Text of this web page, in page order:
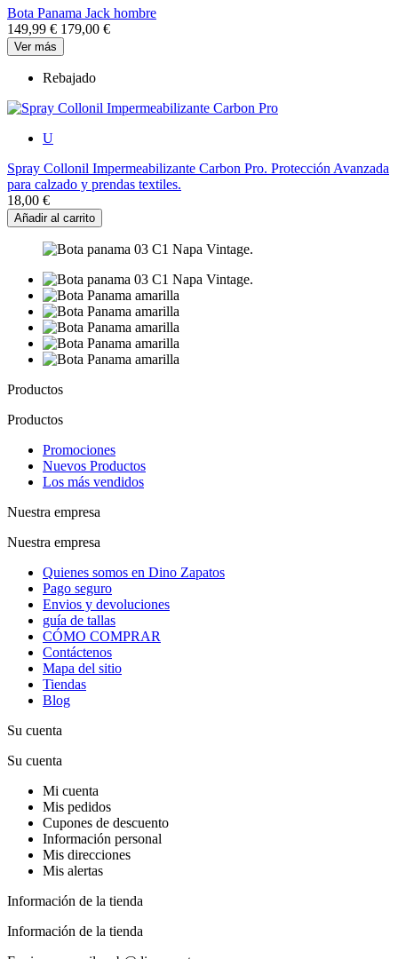
Bota Panama Jack hombre
149,99 € 179,00 €
Ver más
Rebajado
U
Spray Collonil Impermeabilizante Carbon Pro. Protección Avanzada
para calzado y prendas textiles.
18,00 €
Añadir al carrito
Productos
Productos
Promociones
Nuevos Productos
Los más vendidos
Nuestra empresa
Nuestra empresa
Quienes somos en Dino Zapatos
Pago seguro
Envios y devoluciones
guía de tallas
CÓMO COMPRAR
Contáctenos
Mapa del sitio
Tiendas
Blog
Su cuenta
Su cuenta
Mi cuenta
Mis pedidos
Cupones de descuento
Información personal
Mis direcciones
Mis alertas
Información de la tienda
Información de la tienda